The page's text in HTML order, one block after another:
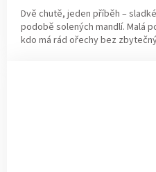
Dvě chutě, jeden příběh –
podobě solených mandlí. Malá
kdo má rád ořechy bez